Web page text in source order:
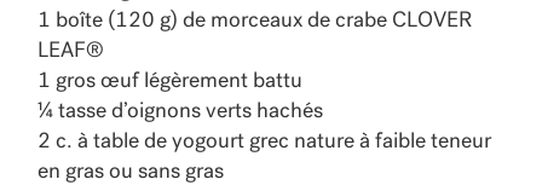
1 boîte (120 g) de morceaux de crabe CLOVER
LEAF®
1 gros œuf légèrement battu
¼ tasse d’oignons verts hachés
2 c. à table de yogourt grec nature à faible teneur
en gras ou sans gras